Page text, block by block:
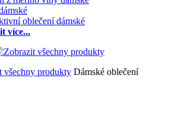
oblečení dámské
více...
všechny produkty Dámské oblečení